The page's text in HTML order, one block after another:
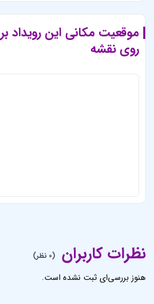
موقعیت مکانی این رویداد بر
روی نقشه
نظرات کاربران (0 نظر)
هنوز بررسی‌ای ثبت نشده است.